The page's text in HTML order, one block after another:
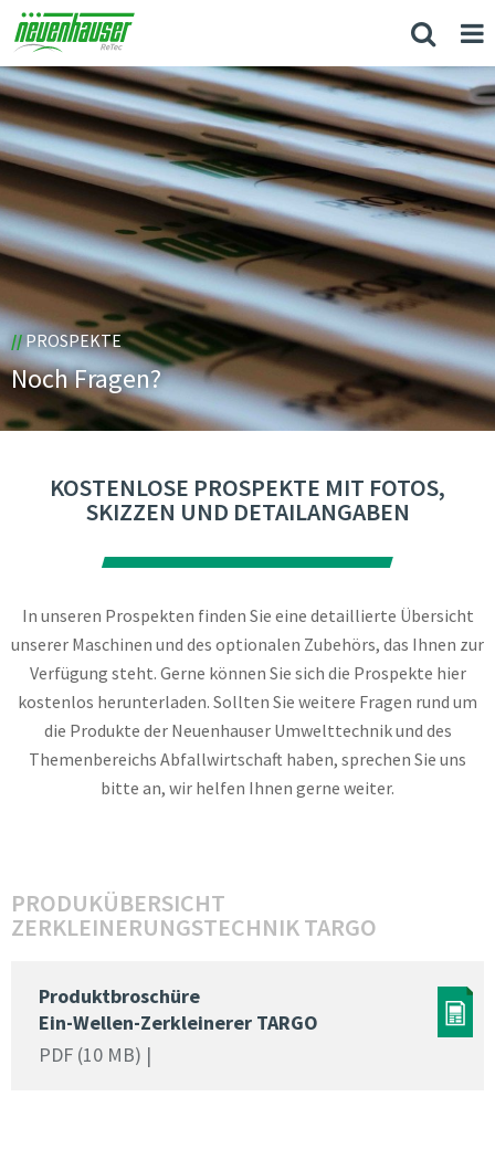
// PROSPEKTE
Noch Fragen?
KOSTENLOSE PROSPEKTE MIT FOTOS,
SKIZZEN UND DETAILANGABEN
In unseren Prospekten finden Sie eine detaillierte Übersicht
unserer Maschinen und des optionalen Zubehörs, das Ihnen zur
Verfügung steht. Gerne können Sie sich die Prospekte hier
kostenlos herunterladen. Sollten Sie weitere Fragen rund um
die Produkte der Neuenhauser Umwelttechnik und des
Themenbereichs Abfallwirtschaft haben, sprechen Sie uns
bitte an, wir helfen Ihnen gerne weiter.
PRODUKÜBERSICHT
ZERKLEINERUNGSTECHNIK TARGO
Produktbroschüre
Ein-Wellen-Zerkleinerer TARGO
PDF (10 MB) |